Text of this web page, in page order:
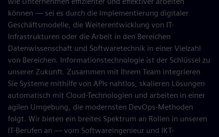
können — sei es durch die Implementierung digitaler
Geschäftsmodelle, die Weiterentwicklung von IT-
Infrastrukturen oder die Arbeit in den Bereichen
Datenwissenschaft und Softwaretechnik in einer Vielzahl
von Bereichen. Informationstechnologie ist der Schlüssel zu
unserer Zukunft. Zusammen mit Ihrem Team integrieren
Sie Systeme mithilfe von APIs nahtlos, skalieren Lösungen
automatisch mit Cloud-Technologien und arbeiten in einer
agilen Umgebung, die modernsten DevOps-Methoden
folgt. Wir bieten ein breites Spektrum an Rollen in unseren
IT-Berufen an — vom Softwareingenieur und IKT-